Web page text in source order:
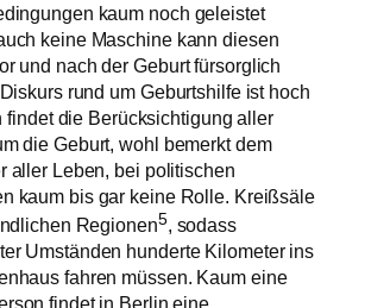
kaum noch geleistet
keine Maschine kann diesen
und nach der Geburt fürsorglich
rund um Geburtshilfe ist hoch
findet die Berücksichtigung aller
die Geburt, wohl bemerkt dem
aller Leben, bei politischen
kaum bis gar keine Rolle. Kreißsäle
Regionen5, sodass
Umständen hunderte Kilometer ins
fahren müssen. Kaum eine
findet in Berlin eine